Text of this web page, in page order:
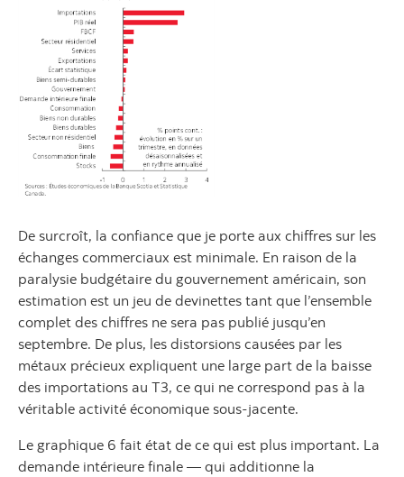
De surcroît, la confiance que je porte aux chiffres sur les
échanges commerciaux est minimale. En raison de la
paralysie budgétaire du gouvernement américain, son
estimation est un jeu de devinettes tant que l’ensemble
complet des chiffres ne sera pas publié jusqu’en
septembre. De plus, les distorsions causées par les
métaux précieux expliquent une large part de la baisse
des importations au T3, ce qui ne correspond pas à la
véritable activité économique sous‑jacente.
Le graphique 6 fait état de ce qui est plus important. La
demande intérieure finale — qui additionne la